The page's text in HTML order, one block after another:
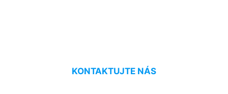
KONTAKTUJTE NÁS